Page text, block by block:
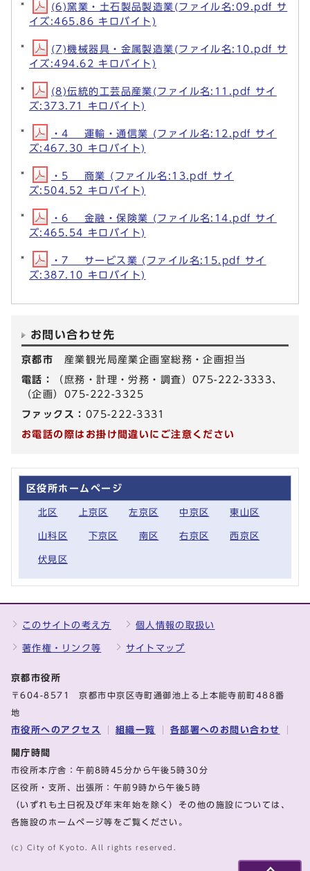
(6)窯業・土石製品製造業(ファイル名:09.pdf サ
イズ:465.86 キロバイト)
(7)機械器具・金属製造業(ファイル名:10.pdf サ
イズ:494.62 キロバイト)
(8)伝統的工芸品産業(ファイル名:11.pdf サイ
ズ:373.71 キロバイト)
・4 運輸・通信業 (ファイル名:12.pdf サイ
ズ:467.30 キロバイト)
・5 商業 (ファイル名:13.pdf サイ
ズ:504.52 キロバイト)
・6 金融・保険業 (ファイル名:14.pdf サイ
ズ:465.54 キロバイト)
・7 サービス業 (ファイル名:15.pdf サイ
ズ:387.10 キロバイト)
お問い合わせ先
京都市 産業観光局産業企画室総務・企画担当
電話：
（庶務・計理・労務・調査）075-222-3333、
（企画）075-222-3325
ファックス： 075-222-3331
お電話の際はお掛け間違いにご注意ください
区役所ホームページ
北区 上京区 左京区 中京区 東山区
山科区 下京区 南区 右京区 西京区
伏見区
このサイトの考え方 個人情報の取扱い
著作権・リンク等 サイトマップ
京都市役所
〒604-8571 京都市中京区寺町通御池上る上本能寺前町488番
地
市役所へのアクセス 組織一覧 各部署へのお問い合わせ
開庁時間
市役所本庁舎：午前8時45分から午後5時30分
区役所・支所、出張所：午前9時から午後5時
（いずれも土日祝及び年末年始を除く）その他の施設については、
各施設のホームページ等をご覧ください。
(c) City of Kyoto. All rights reserved.